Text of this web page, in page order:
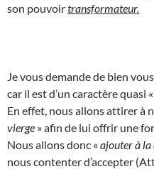
son pouvoirtransformateur.
Je vous demande de bien
car il est d’un caractère quasi «
En effet, nous allons attirer à
vierge » afin de lui offrir une
Nous allons donc « ajouter à
nous contenter d’accepter